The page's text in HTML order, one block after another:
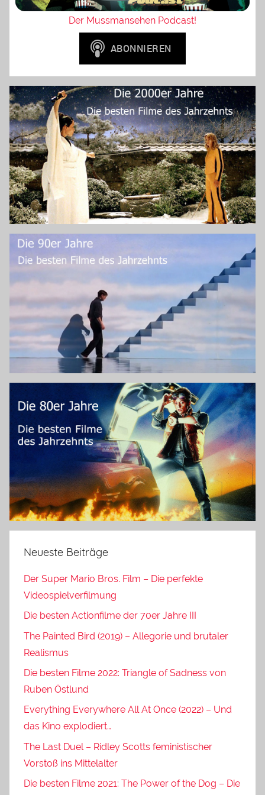
Der Mussmansehen Podcast!
Neueste Beiträge
Der Super Mario Bros. Film – Die perfekte
Videospielverfilmung
Die besten Actionfilme der 70er Jahre III
The Painted Bird (2019) – Allegorie und brutaler
Realismus
Die besten Filme 2022: Triangle of Sadness von
Ruben Östlund
Everything Everywhere All At Once (2022) – Und
das Kino explodiert…
The Last Duel – Ridley Scotts feministischer
Vorstoß ins Mittelalter
Die besten Filme 2021: The Power of the Dog – Die